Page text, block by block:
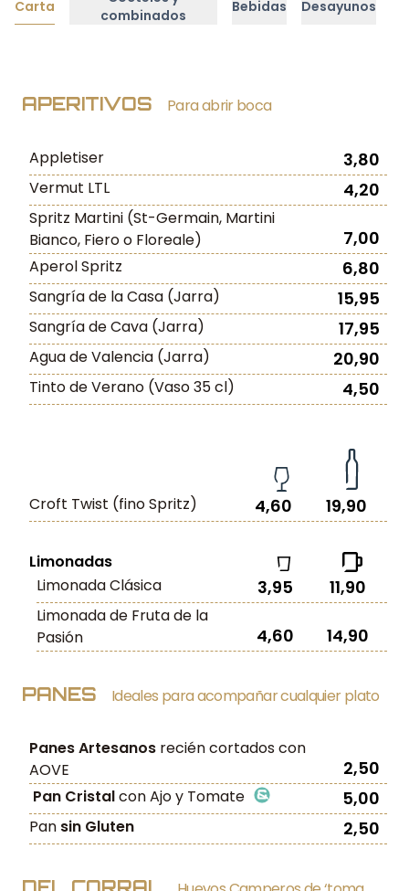
Carta
combinados
Bebidas Desayunos
APERITIVOS Para abrir boca
Appletiser 3,80
Vermut LTL 4,20
Spritz Martini (St-Germain, Martini
Bianco, Fiero o Floreale)
7,00
Aperol Spritz 6,80
Sangría de la Casa (Jarra) 15,95
Sangría de Cava (Jarra) 17,95
Agua de Valencia (Jarra) 20,90
Tinto de Verano (Vaso 35 cl) 4,50
Croft Twist (fino Spritz) 4,60 19,90
Limonadas
Limonada Clásica
3,95 11,90
Limonada de Fruta de la
Pasión
4,60 14,90
PANES Ideales para acompañar cualquier plato
Panes Artesanos recién cortados con
AOVE
2,50
Pan Cristalcon Ajo y Tomate 5,00
Pan sin Gluten 2,50